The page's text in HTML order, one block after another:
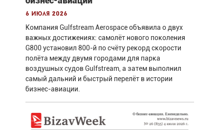
6 июля 2026
Компания Gulfstream Aerospace объявила о двух
важных достижениях: самолёт нового поколения
G800 установил 800-й по счёту рекорд скорости
полёта между двумя городами для парка
воздушных судов Gulfstream, а затем выполнил
самый дальний и быстрый перелёт в истории
бизнес-авиации.